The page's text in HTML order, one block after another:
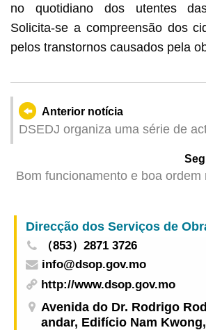
no quotidiano dos utentes
Solicita-se a compreensão dos
pelos transtornos causados pela
Anterior notícia
DSEDJ organiza uma série de
Maio para a promoção do
Pátria e por Macau
Bom funcionamento e boa ordem
Taipa”, sendo amanhã (dia 5) o
funcionamento
Direcção dos Serviços de
（853）2871 3726
info@dsop.gov.mo
http://www.dsop.gov.mo
Avenida do Dr. Rodrigo
andar, Edifício Nam